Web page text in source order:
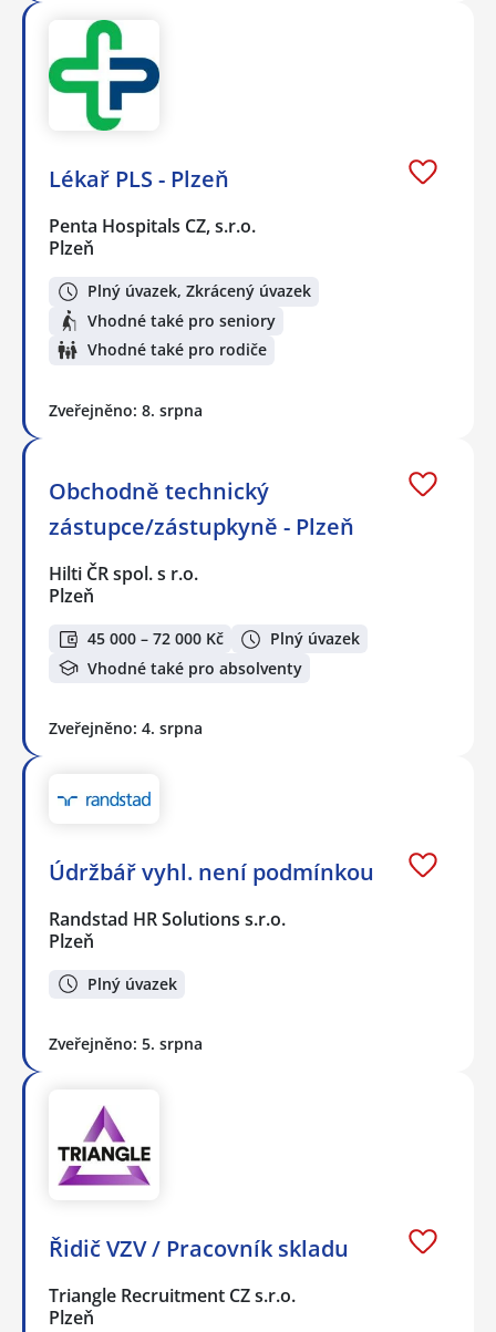
Lékař PLS - Plzeň
Penta Hospitals CZ, s.r.o.
Plzeň
Plný úvazek, Zkrácený úvazek
Vhodné také pro seniory
Vhodné také pro rodiče
Zveřejněno: 8. srpna
Obchodně technický
zástupce/zástupkyně - Plzeň
Hilti ČR spol. s r.o.
Plzeň
45 000 – 72 000 Kč
Plný úvazek
Vhodné také pro absolventy
Zveřejněno: 4. srpna
Údržbář vyhl. není podmínkou
Randstad HR Solutions s.r.o.
Plzeň
Plný úvazek
Zveřejněno: 5. srpna
Řidič VZV / Pracovník skladu
Triangle Recruitment CZ s.r.o.
Plzeň